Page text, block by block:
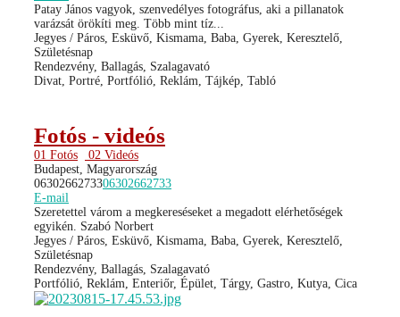
Patay János vagyok, szenvedélyes fotográfus, aki a pillanatok
varázsát örökíti meg. Több mint tíz...
Jegyes / Páros, Esküvő, Kismama, Baba, Gyerek, Keresztelő,
Születésnap
Rendezvény, Ballagás, Szalagavató
Divat, Portré, Portfólió, Reklám, Tájkép, Tabló
Fotós - videós
01 Fotós
02 Videós
Budapest, Magyarország
0630266273306302662733
E-mail
Szeretettel várom a megkereséseket a megadott elérhetőségek
egyikén. Szabó Norbert
Jegyes / Páros, Esküvő, Kismama, Baba, Gyerek, Keresztelő,
Születésnap
Rendezvény, Ballagás, Szalagavató
Portfólió, Reklám, Enteriőr, Épület, Tárgy, Gastro, Kutya, Cica